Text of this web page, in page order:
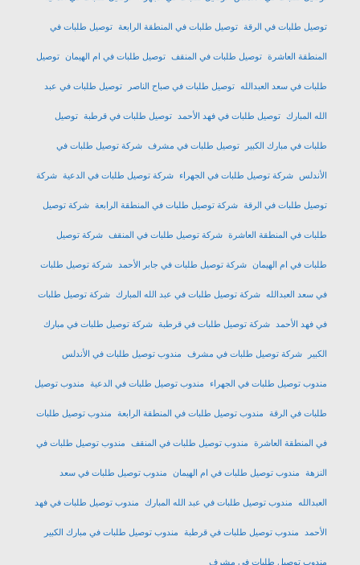
توصيل طلبات في الرقة توصيل طلبات في المنطقة الرابعة توصيل طلبات في
المنطقة العاشرة توصيل طلبات في المنقف توصيل طلبات في ام الهيمان توصيل
طلبات في سعد العبدالله توصيل طلبات في صباح الناصر توصيل طلبات في عبد
الله المبارك توصيل طلبات في فهد الأحمد توصيل طلبات في قرطبة توصيل
طلبات في مبارك الكبير توصيل طلبات في مشرف شركة توصيل طلبات في
الأندلس شركة توصيل طلبات في الجهراء شركة توصيل طلبات في الدعية شركة
توصيل طلبات في الرقة شركة توصيل طلبات في المنطقة الرابعة شركة توصيل
طلبات في المنطقة العاشرة شركة توصيل طلبات في المنقف شركة توصيل
طلبات في ام الهيمان شركة توصيل طلبات في جابر الأحمد شركة توصيل طلبات
في سعد العبدالله شركة توصيل طلبات في عبد الله المبارك شركة توصيل طلبات
في فهد الأحمد شركة توصيل طلبات في قرطبة شركة توصيل طلبات في مبارك
الكبير شركة توصيل طلبات في مشرف مندوب توصيل طلبات في الأندلس
مندوب توصيل طلبات في الجهراء مندوب توصيل طلبات في الدعية مندوب توصيل
طلبات في الرقة مندوب توصيل طلبات في المنطقة الرابعة مندوب توصيل طلبات
في المنطقة العاشرة مندوب توصيل طلبات في المنقف مندوب توصيل طلبات في
النزهة مندوب توصيل طلبات في ام الهيمان مندوب توصيل طلبات في سعد
العبدالله مندوب توصيل طلبات في عبد الله المبارك مندوب توصيل طلبات في فهد
الأحمد مندوب توصيل طلبات في قرطبة مندوب توصيل طلبات في مبارك الكبير
مندوب توصيل طلبات في مشرف